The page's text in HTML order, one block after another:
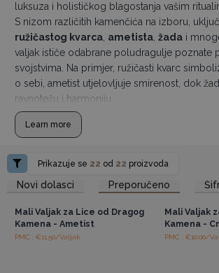
luksuza i holističkog blagostanja vašim
S nizom različitih kamenčića na izboru,
ružičastog kvarca, ametista, žadai
valjak ističe odabrane poludragulje poznate
svojstvima. Na primjer, ružičasti kvarc
o sebi, ametist utjelovljuje smirenost, dok
ravnotežu i harmoniju.
Learn more
Prikazuje se 22 od 22 proizvoda
Novi dolasci Preporučeno
Pristup veleprodajnim
cijenama
Mali Valjak za Lice od Dragog
Kamena - Ametist
PMC : €11.50/Valjak
Mali Valjak
Kamena -
PMC : €10.00/